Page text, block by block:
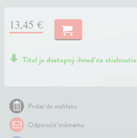
13,45 €
Titul je dostupný ihneď na stiahnutie
Pridať do wishlistu
Odporučiť známemu